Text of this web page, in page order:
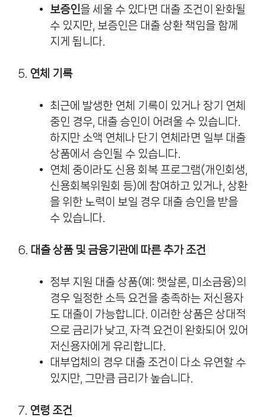
보증인을 세울 수 있다면 대출 조건이 완화될
수 있지만, 보증인은 대출 상환 책임을 함께
지게 됩니다.
5. 연체 기록
최근에 발생한 연체 기록이 있거나 장기 연체
중인 경우, 대출 승인이 어려울 수 있습니다.
하지만 소액 연체나 단기 연체라면 일부 대출
상품에서 승인될 수 있습니다.
연체 중이라도 신용 회복 프로그램(개인회생,
신용회복위원회 등)에 참여하고 있거나, 상환
을 위한 노력이 보일 경우 대출 승인을 받을
수 있습니다.
6. 대출 상품 및 금융기관에 따른 추가 조건
정부 지원 대출 상품(예: 햇살론, 미소금융)의
경우 일정한 소득 요건을 충족하는 저신용자
도 대출이 가능합니다. 이러한 상품은 상대적
으로 금리가 낮고, 자격 요건이 완화되어 있어
저신용자에게 유리합니다.
대부업체의 경우 대출 조건이 다소 유연할 수
있지만, 그만큼 금리가 높습니다.
7. 연령 조건